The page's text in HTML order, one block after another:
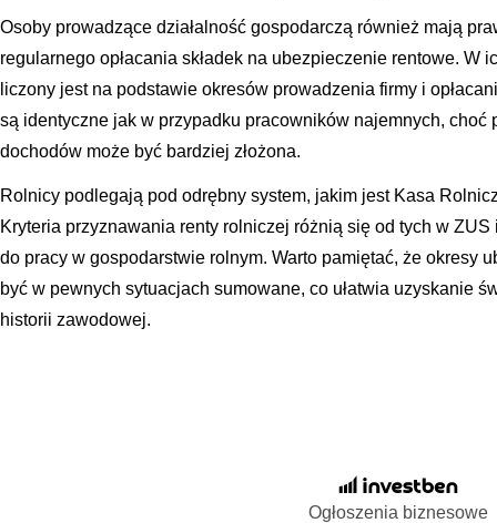
Osoby prowadzące działalność gospodarczą również mają
regularnego opłacania składek na ubezpieczenie rentowe. W
liczony jest na podstawie okresów prowadzenia firmy i
są identyczne jak w przypadku pracowników najemnych, choć
dochodów może być bardziej złożona.
Rolnicy podlegają pod odrębny system, jakim jest Kasa
Kryteria przyznawania renty rolniczej różnią się od tych w
do pracy w gospodarstwie rolnym. Warto pamiętać, że okresy
być w pewnych sytuacjach sumowane, co ułatwia uzyskanie
historii zawodowej.
Ogłoszenia biznesowe